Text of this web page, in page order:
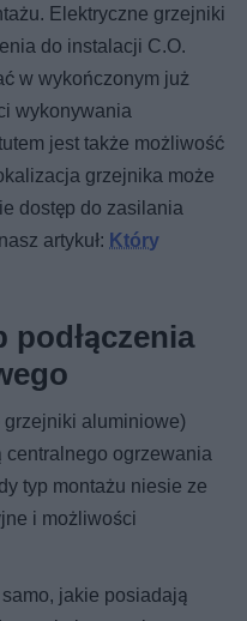
Elektryczne grzejniki
do instalacji C.O.
w wykończonym już
wykonywania
jest także możliwość
grzejnika może
dostęp do zasilania
artykuł: Który
podłączenia
grzejniki aluminiowe)
centralnego ogrzewania
typ montażu niesie ze
i możliwości
jakie posiadają